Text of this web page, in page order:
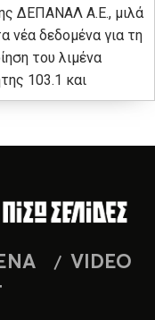
ΔΕΠΑΝΑΛ Α.Ε., μιλά
νέα δεδομένα για τη
του λιμένα
103.1 και
VIDEO